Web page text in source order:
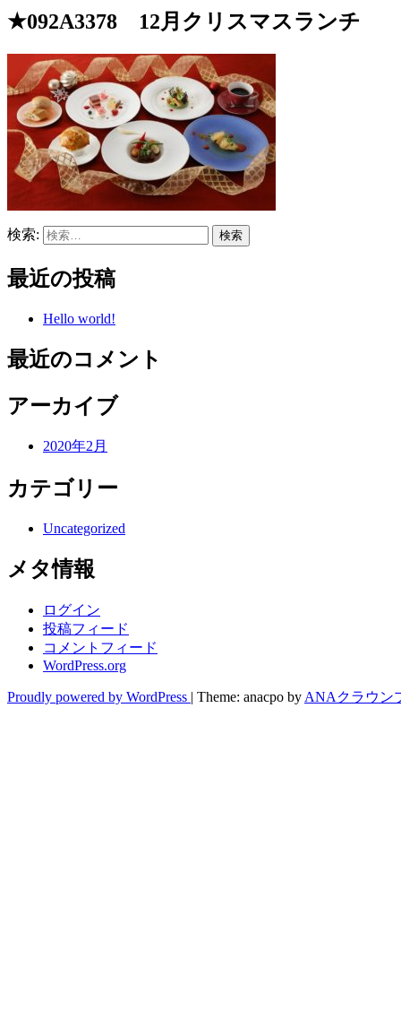
★092A3378 12月クリスマスランチ
検索:
最近の投稿
Hello world!
最近のコメント
アーカイブ
2020年2月
カテゴリー
Uncategorized
メタ情報
ログイン
投稿フィード
コメントフィード
WordPress.org
Proudly powered by WordPress | Theme: anacpo by ANAクラウン